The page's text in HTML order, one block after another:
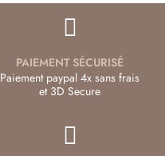
PAIEMENT SÉCURISÉ
Paiement paypal 4x sans frais
et 3D Secure